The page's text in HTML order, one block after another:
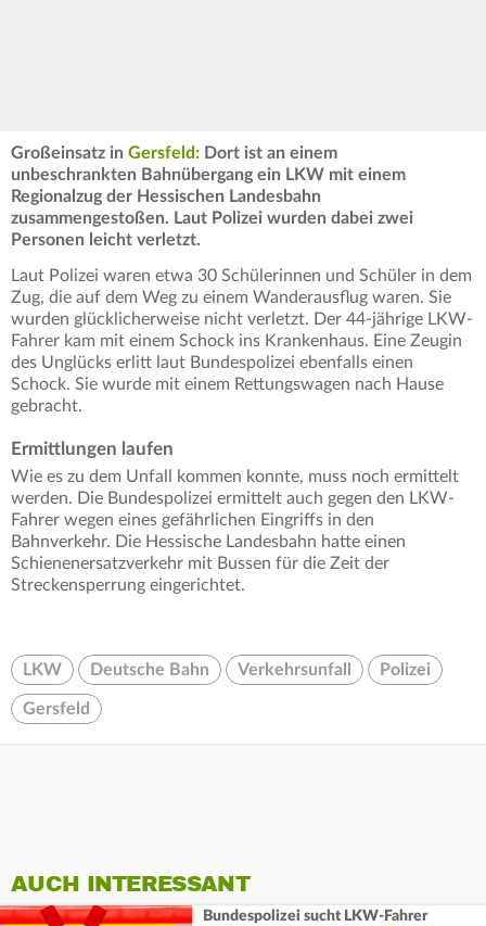
Großeinsatz in Gersfeld: Dort ist an einem
unbeschrankten Bahnübergang ein LKW mit einem
Regionalzug der Hessischen Landesbahn
zusammengestoßen. Laut Polizei wurden dabei zwei
Personen leicht verletzt.
Laut Polizei waren etwa 30 Schülerinnen und Schüler in dem
Zug, die auf dem Weg zu einem Wanderausflug waren. Sie
wurden glücklicherweise nicht verletzt. Der 44-jährige LKW-
Fahrer kam mit einem Schock ins Krankenhaus. Eine Zeugin
des Unglücks erlitt laut Bundespolizei ebenfalls einen
Schock. Sie wurde mit einem Rettungswagen nach Hause
gebracht.
Ermittlungen laufen
Wie es zu dem Unfall kommen konnte, muss noch ermittelt
werden. Die Bundespolizei ermittelt auch gegen den LKW-
Fahrer wegen eines gefährlichen Eingriffs in den
Bahnverkehr. Die Hessische Landesbahn hatte einen
Schienenersatzverkehr mit Bussen für die Zeit der
Streckensperrung eingerichtet.
LKW Deutsche Bahn Verkehrsunfall Polizei
Gersfeld
AUCH INTERESSANT
Bundespolizei sucht LKW-Fahrer